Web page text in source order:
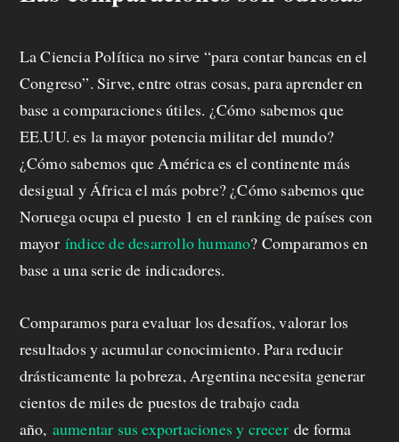
La Ciencia Política no sirve “para contar bancas en el
Congreso”. Sirve, entre otras cosas, para aprender en
base a comparaciones útiles. ¿Cómo sabemos que
EE.UU. es la mayor potencia militar del mundo?
¿Cómo sabemos que América es el continente más
desigual y África el más pobre? ¿Cómo sabemos que
Noruega ocupa el puesto 1 en el ranking de países con
mayoríndice de desarrollo humano? Comparamos en
base a una serie de indicadores.
Comparamos para evaluar los desafíos, valorar los
resultados y acumular conocimiento. Para reducir
drásticamente la pobreza, Argentina necesita generar
cientos de miles de puestos de trabajo cada
año, aumentar sus exportaciones y crecerde forma